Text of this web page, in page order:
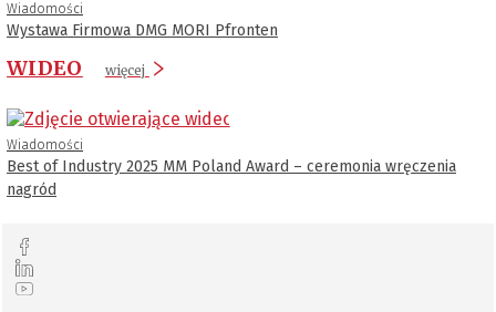
Wiadomości
Wystawa Firmowa DMG MORI Pfronten
WIDEO więcej
Wiadomości
Best of Industry 2025 MM Poland Award – ceremonia wręczenia
nagród